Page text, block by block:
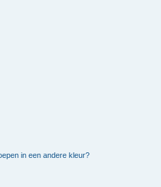
in een andere kleur?